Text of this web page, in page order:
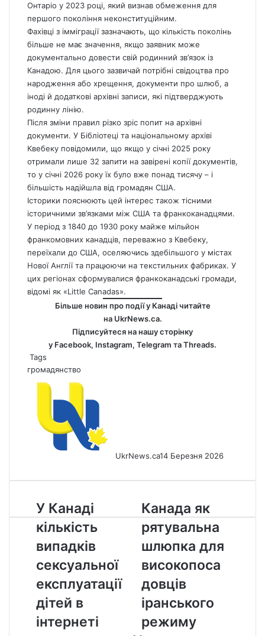
Онтаріо у 2023 році, який визнав обмеження для
першого покоління неконституційним.
Фахівці з імміграції зазначають, що кількість поколінь
більше не має значення, якщо заявник може
документально довести свій родинний зв’язок із
Канадою. Для цього зазвичай потрібні свідоцтва про
народження або хрещення, документи про шлюб, а
іноді й додаткові архівні записи, які підтверджують
родинну лінію.
Після зміни правил різко зріс попит на архівні
документи. У Бібліотеці та національному архіві
Квебеку повідомили, що якщо у січні 2025 року
отримали лише 32 запити на завірені копії документів,
то у січні 2026 року їх було вже понад тисячу – і
більшість надійшла від громадян США.
Історики пояснюють цей інтерес також тісними
історичними зв’язками між США та франкоканадцями.
У період з 1840 до 1930 року майже мільйон
франкомовних канадців, переважно з Квебеку,
переїхали до США, оселяючись здебільшого у містах
Нової Англії та працюючи на текстильних фабриках. У
цих регіонах сформувалися франкоканадські громади,
відомі як «Little Canadas».
Більше новин про події у Канаді читайте
на UkrNews.ca.
Підписуйтеся на нашу сторінку
у Facebook, Instagram, Telegram таThreads.
Tags
громадянство
UkrNews.ca14 Березня 2026
У
Канаді
кількість
випадків
сексуальної
експлуатації
дітей
в
інтернеті
зросла
майже
У Канаді
кількість
випадків
сексуальної
експлуатації
дітей в
інтернеті
Канада
як
рятувальна
шлюпка
для
високопосадовців
іранського
режиму
Канада як
рятувальна
шлюпка для
високопоса
довців
іранського
режиму